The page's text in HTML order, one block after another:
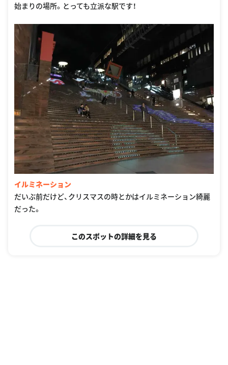
始まりの場所。とっても立派な駅です！
イルミネーション
だいぶ前だけど、クリスマスの時とかはイルミネーション綺麗
だった。
このスポットの詳細を見る